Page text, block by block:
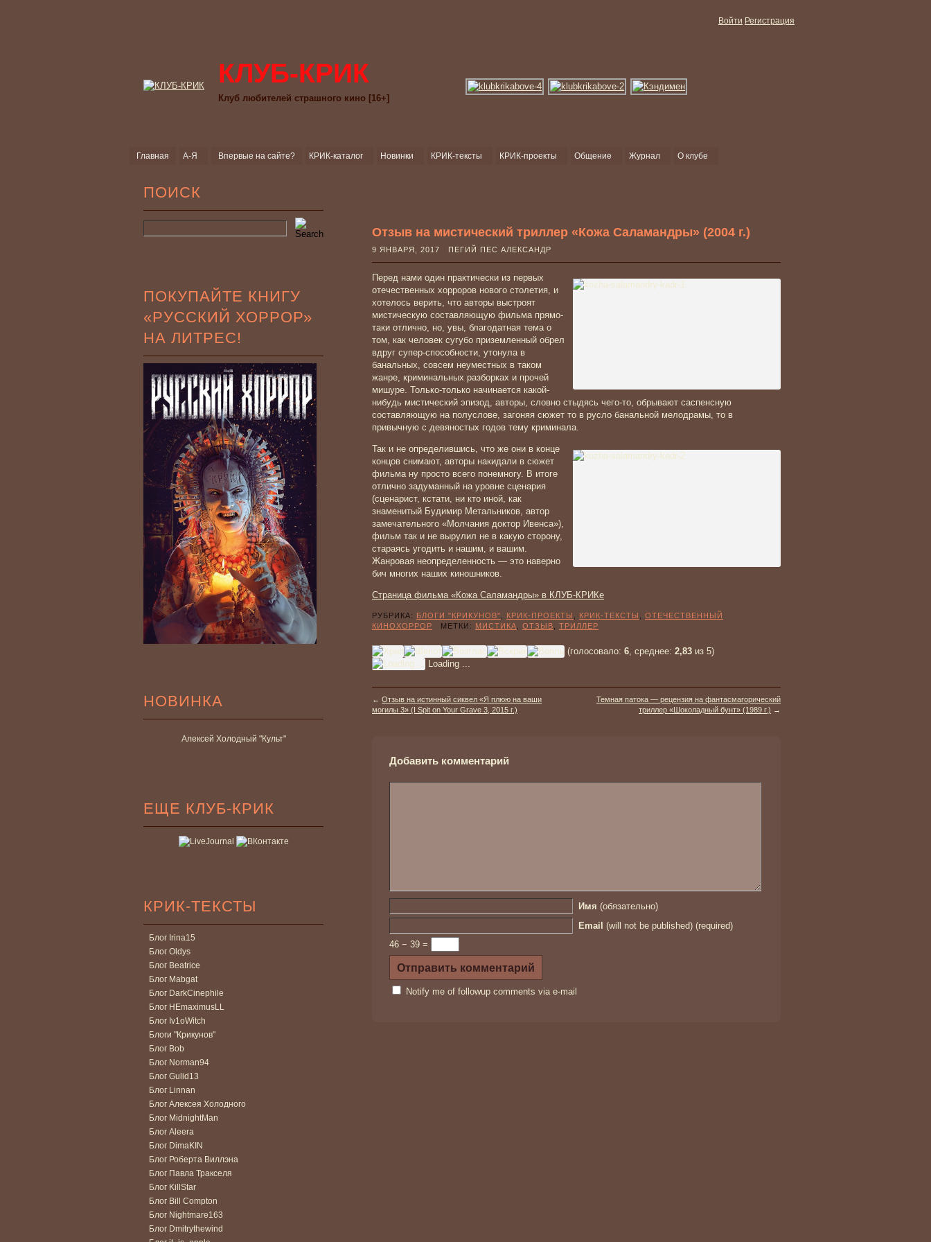
Войти Регистрация
КЛУБ-КРИК
Клуб любителей страшного кино [16+]
Главная А-Я Впервые на сайте? КРИК-каталог Новинки КРИК-тексты КРИК-проекты Общение Журнал О клубе
ПОИСК
ПОКУПАЙТЕ КНИГУ
«РУССКИЙ ХОРРОР»
НА ЛИТРЕС!
НОВИНКА
Алексей Холодный "Культ"
ЕЩЕ КЛУБ-КРИК
КРИК-ТЕКСТЫ
Блог Irina15
Блог Oldys
Блог Beatrice
Блог Mabgat
Блог DarkCinephile
Блог HEmaximusLL
Блог Iv1oWitch
Блоги "Крикунов"
Блог Bob
Блог Norman94
Блог Gulid13
Блог Linnan
Блог Алексея Холодного
Блог MidnightMan
Блог Aleera
Блог DimaKIN
Блог Роберта Виллэна
Блог Павла Тракселя
Блог KillStar
Блог Bill Compton
Блог Nightmare163
Блог Dmitrythewind
Отзыв на мистический триллер «Кожа Саламандры» (2004 г.)
9 ЯНВАРЯ, 2017 ПЕГИЙ ПЕС АЛЕКСАНДР
Перед нами один практически из первых
отечественных хорроров нового столетия, и
хотелось верить, что авторы выстроят
мистическую составляющую фильма прямо-
таки отлично, но, увы, благодатная тема о
том, как человек сугубо приземленный обрел
вдруг супер-способности, утонула в
банальных, совсем неуместных в таком
жанре, криминальных разборках и прочей
мишуре. Только-только начинается какой-
нибудь мистический эпизод, авторы, словно стыдясь чего-то, обрывают саспенсную
составляющую на полуслове, загоняя сюжет то в русло банальной мелодрамы, то в
привычную с девяностых годов тему криминала.
Так и не определившись, что же они в конце
концов снимают, авторы накидали в сюжет
фильма ну просто всего понемногу. В итоге
отлично задуманный на уровне сценария
(сценарист, кстати, ни кто иной, как
знаменитый Будимир Метальников, автор
замечательного «Молчания доктор Ивенса»),
фильм так и не вырулил не в какую сторону,
стараясь угодить и нашим, и вашим.
Жанровая неопределенность — это наверно
бич многих наших киношников.
Страница фильма «Кожа Саламандры» в КЛУБ-КРИКе
РУБРИКА: БЛОГИ "КРИКУНОВ" КРИК-ПРОЕКТЫ КРИК-ТЕКСТЫ
ОТЕЧЕСТВЕННЫЙ
КИНОХОРРОР МЕТКИ: МИСТИКА ОТЗЫВ ТРИЛЛЕР
(голосовало: 6, среднее: 2,83 из 5)
Loading ...
← Отзыв на истинный сиквел «Я плюю на ваши
могилы 3» (I Spit on Your Grave 3, 2015 г.)
Темная патока — рецензия на фантасмагорический
триллер «Шоколадный бунт» (1989 г.) →
Добавить комментарий
Имя (обязательно)
Email (will not be published) (required)
46 − 39 =
Notify me of followup comments via e-mail